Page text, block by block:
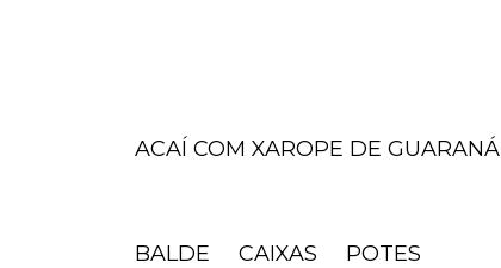
ACAÍ COM XAROPE DE GUARANÁ
BALDE CAIXAS POTES